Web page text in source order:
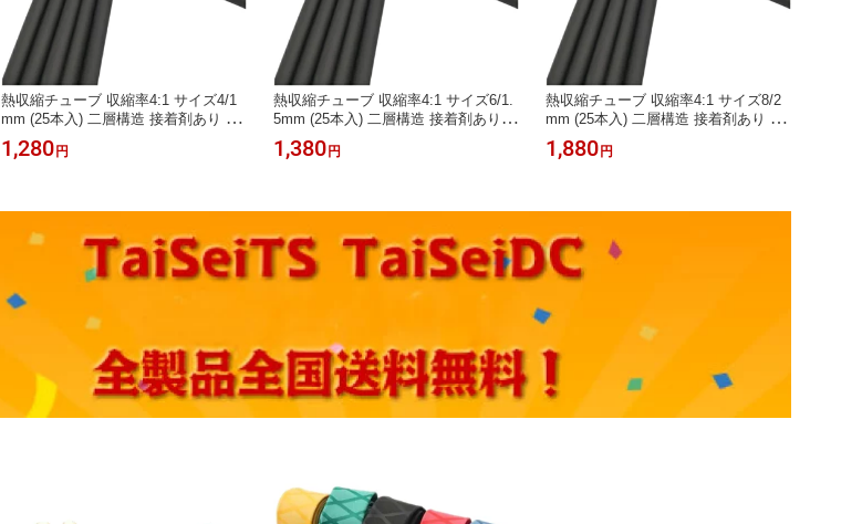
熱収縮チューブ 収縮率4:1 サイズ4/1
mm (25本入) 二層構造 接着剤あり 長
さ100mm 黒 TaiSeiDC 配線被覆 ケー
ブル保護
1,280 円
熱収縮チューブ 収縮率4:1 サイズ6/1.
5mm (25本入) 二層構造 接着剤あり
長さ100mm 黒 TaiSeiDC 配線被覆 ケ
ーブル保護
1,380 円
熱収縮チューブ 収縮率4:1 サイズ8/2
mm (25本入) 二層構造 接着剤あり 長
さ100mm 黒 TaiSeiDC 配線被覆 ケー
ブル保護
1,880 円